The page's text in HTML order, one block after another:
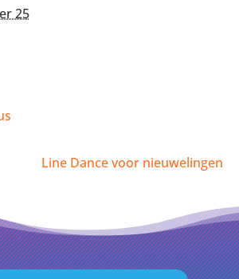
25
Line Dance voor nieuwelingen